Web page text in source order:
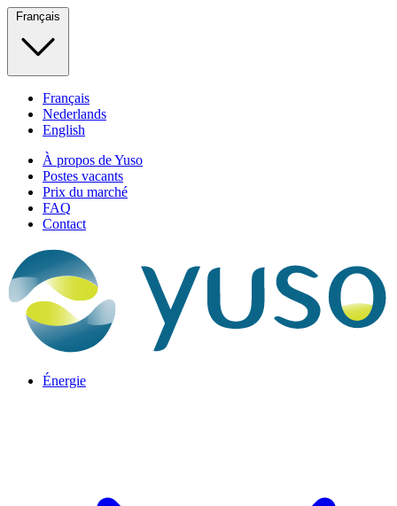
Français
Français
Nederlands
English
À propos de Yuso
Postes vacants
Prix du marché
FAQ
Contact
Énergie